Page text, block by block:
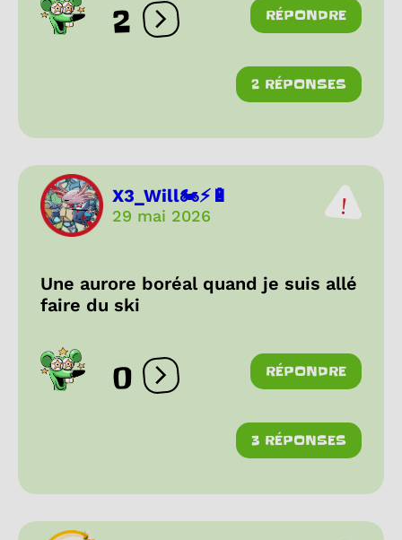
2 Ouvrir les réactions
RÉPONDRE
2 RÉPONSES
X3_Will🏍⚡🔋
29 mai 2026
Une aurore boréal quand je suis allé
faire du ski
0 Ouvrir les réactions
RÉPONDRE
3 RÉPONSES